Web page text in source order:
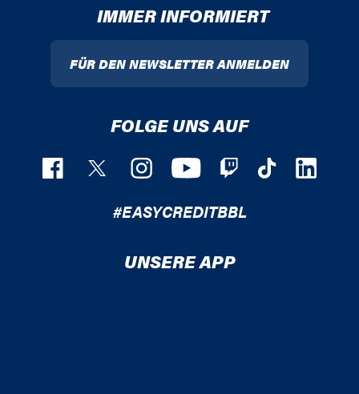
IMMER INFORMIERT
FÜR DEN NEWSLETTER ANMELDEN
FOLGE UNS AUF
#EASYCREDITBBL
UNSERE APP